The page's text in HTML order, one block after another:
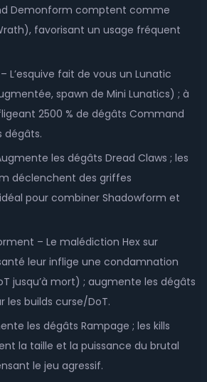
Demonform comptent comme
favorisant un usage fréquent
L’esquive fait de vous un Lunatic
spawn de Mini Lunatics) ; à
2500 % de dégâts Command
dégâts.
les dégâts Dread Claws ; les
déclenchent des griffes
pour combiner Shadowform et
– Le malédiction Hex sur
leur inflige une condamnation
jusqu’à mort) ; augmente les dégâts
les builds curse/DoT.
les dégâts Rampage ; les kills
la taille et la puissance du brutal
le jeu agressif.